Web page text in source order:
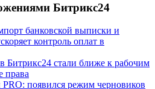
Битрикс24
банковской выписки и
контроль оплат в
Битрикс24 стали ближе к рабочим
права
появился режим черновиков